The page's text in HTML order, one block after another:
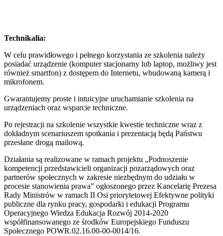
Technikalia:
W celu prawidłowego i pełnego korzystania ze szkolenia należy
posiadać urządzenie (komputer stacjonarny lub laptop, możliwy jest
również smartfon) z dostępem do Internetu, wbudowaną kamerą i
mikrofonem.
Gwarantujemy proste i intuicyjne uruchamianie szkolenia na
urządzeniach oraz wsparcie techniczne.
Po rejestracji na szkolenie wszystkie kwestie techniczne wraz z
dokładnym scenariuszem spotkania i prezentacją będą Państwu
przesłane drogą mailową.
Działania są realizowane w ramach projektu „Podnoszenie
kompetencji przedstawicieli organizacji pozarządowych oraz
partnerów społecznych w zakresie niezbędnym do udziału w
procesie stanowienia prawa” ogłoszonego przez Kancelarię Prezesa
Rady Ministrów w ramach II Osi priorytetowej Efektywne polityki
publiczne dla rynku pracy, gospodarki i edukacji Programu
Operacyjnego Wiedza Edukacja Rozwój 2014-2020
współfinansowanego ze środków Europejskiego Funduszu
Społecznego POWR.02.16.00-00-0014/16.